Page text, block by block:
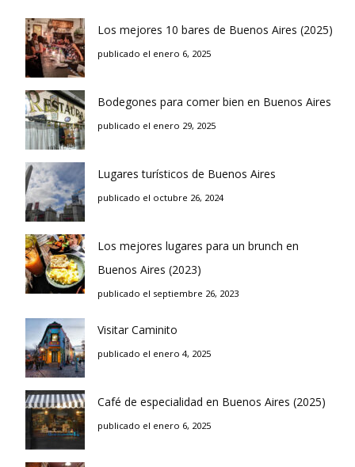
Los mejores 10 bares de Buenos Aires (2025)
publicado el enero 6, 2025
Bodegones para comer bien en Buenos Aires
publicado el enero 29, 2025
Lugares turísticos de Buenos Aires
publicado el octubre 26, 2024
Los mejores lugares para un brunch en
Buenos Aires (2023)
publicado el septiembre 26, 2023
Visitar Caminito
publicado el enero 4, 2025
Café de especialidad en Buenos Aires (2025)
publicado el enero 6, 2025